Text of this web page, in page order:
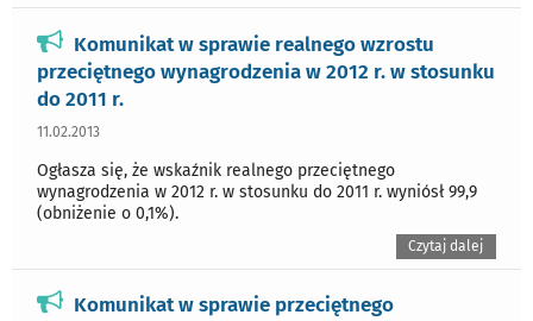
Komunikat w sprawie realnego wzrostu
przeciętnego wynagrodzenia w 2012 r. w stosunku
do 2011 r.
11.02.2013
Ogłasza się, że wskaźnik realnego przeciętnego
wynagrodzenia w 2012 r. w stosunku do 2011 r. wyniósł 99,9
(obniżenie o 0,1%).
Czytaj dalej
Komunikat w sprawie przeciętnego